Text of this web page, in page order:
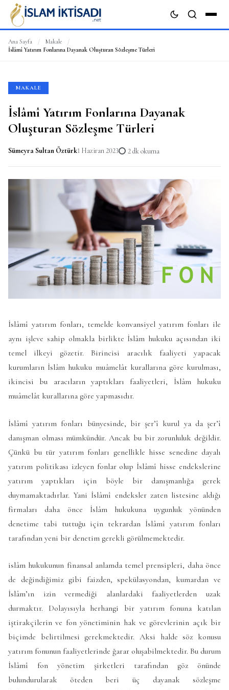
ARA
Ana Sayfa / Makale
/
İslâmî Yatırım Fonlarına Dayanak Oluşturan Sözleşme Türleri
MAKALE
İslâmî Yatırım Fonlarına Dayanak
Oluşturan Sözleşme Türleri
Sümeyra Sultan Öztürk1 Haziran 2023 2 dk okuma
İslâmî yatırım fonları, temelde konvansiyel yatırım fonları ile
aynı işleve sahip olmakla birlikte İslâm hukuku açısından iki
temel ilkeyi gözetir. Birincisi aracılık faaliyeti yapacak
kurumların İslâm hukuku muâmelât kurallarına göre kurulması,
ikincisi bu aracıların yaptıkları faaliyetleri, İslâm hukuku
muâmelât kurallarına göre yapmasıdır.
İslâmî yatırım fonları bünyesinde, bir şer’î kurul ya da şer’î
danışman olması mümkündür. Ancak bu bir zorunluluk değildir.
Çünkü bu tür yatırım fonları genellikle hisse senedine dayalı
yatırım politikası izleyen fonlar olup İslâmî hisse endekslerine
yatırım yaptıkları için böyle bir danışmanlığa gerek
duymamaktadırlar. Yani İslâmî endeksler zaten listesine aldığı
firmaları daha önce İslâm hukukuna uygunluk yönünden
denetime tabi tuttuğu için tekrardan İslâmî yatırım fonları
tarafından yeni bir denetim gerekli görülmemektedir.
islâm hukukunun finansal anlamda temel prensipleri, daha önce
de değindiğimiz gibi faizden, spekülasyondan, kumardan ve
İslâm’ın izin vermediği alanlardaki faaliyetlerden uzak
durmaktır. Dolayısıyla herhangi bir yatırım fonuna katılan
iştirakçilerin ve fon yönetiminin hak ve görevlerinin açık bir
biçimde belirtilmesi gerekmektedir. Aksi halde söz konusu
yatırım fonunun faaliyetlerinde ğarar oluşabilmektedir. Bu durum
İslâmî fon yönetim şirketleri tarafından göz önünde
bulundurularak öteden beri üç dayanak sözleşme